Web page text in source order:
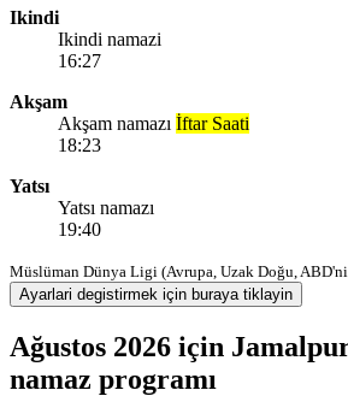
Ikindi
Ikindi namazi
16:27
Akşam
Akşam namazı İftar Saati
18:23
Yatsı
Yatsı namazı
19:40
Müslüman Dünya Ligi (Avrupa, Uzak Doğu,
Ayarlari degistirmek için buraya tiklayin
Ağustos 2026 için
namaz programı